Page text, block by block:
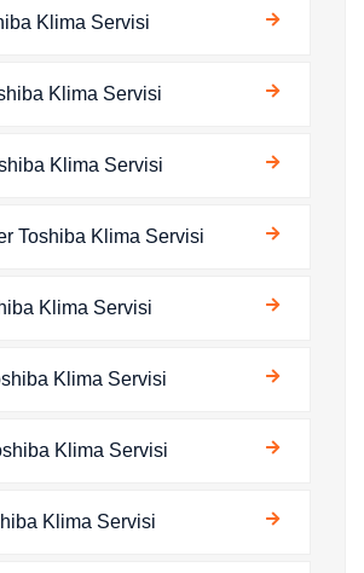
Klima Servisi
Klima Servisi
Klima Servisi
Toshiba Klima Servisi
Klima Servisi
Klima Servisi
Klima Servisi
Klima Servisi